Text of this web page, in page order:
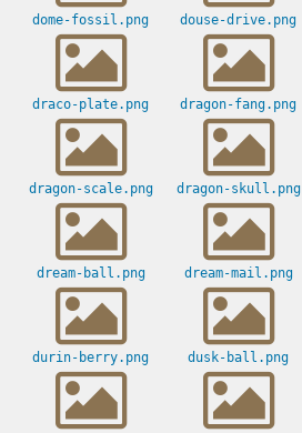
dome-fossil.png douse-drive.png
draco-plate.png dragon-fang.png
dragon-scale.png dragon-skull.png
dream-ball.png dream-mail.png
durin-berry.png dusk-ball.png